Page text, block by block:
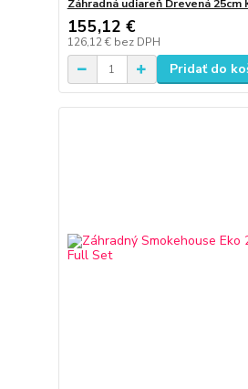
Záhradná udiareň Drevená 25cm
155,12 €
126,12 € bez DPH
Pridať do